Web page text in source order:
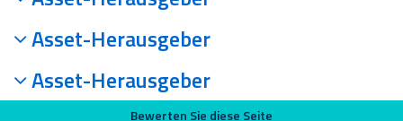
Asset-Herausgeber
Asset-Herausgeber
Bewerten Sie diese Seite